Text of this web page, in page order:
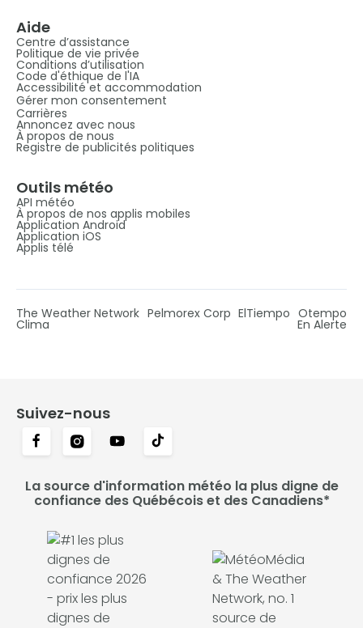
Aide
Centre d’assistance
Politique de vie privée
Conditions d’utilisation
Code d'éthique de l'IA
Accessibilité et accommodation
Gérer mon consentement
Carrières
Annoncez avec nous
À propos de nous
Registre de publicités politiques
Outils météo
API météo
À propos de nos applis mobiles
Application Android
Application iOS
Applis télé
The Weather Network Pelmorex Corp ElTiempo Otempo
Clima En Alerte
Suivez-nous
La source d'information météo la plus digne de
confiance des Québécois et des Canadiens*